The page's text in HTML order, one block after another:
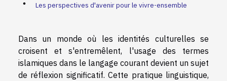
Les perspectives d'avenir pour le vivre-ensemble
Dans un monde où les identités culturelles se
croisent et s'entremêlent, l'usage des termes
islamiques dans le langage courant devient un sujet
de réflexion significatif. Cette pratique linguistique,